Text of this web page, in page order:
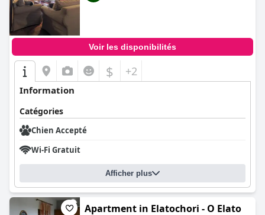
Voir les disponibilités
$ +2
Information
Catégories
Chien Accepté
Wi-Fi Gratuit
Afficher plus
Apartment in Elatochori - O Elato